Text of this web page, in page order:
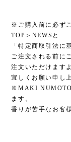
※ご購入前に必ず
TOP＞NEWSと
「特定商取引法に
ご注文される前に
注文いただけます
宜しくお願い申し
※MAKI NUMOTO
ます。
香りが苦手なお客